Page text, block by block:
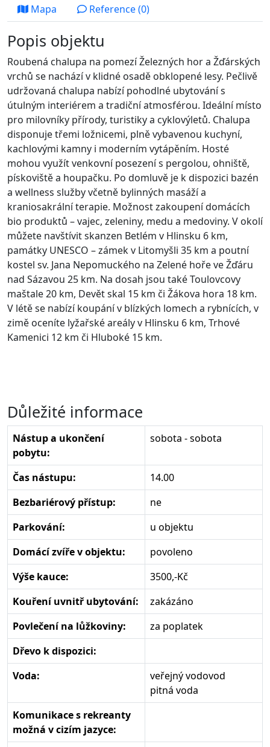
Mapa Reference (0)
Popis objektu
Roubená chalupa na pomezí Železných hor a Žďárských
vrchů se nachází v klidné osadě obklopené lesy. Pečlivě
udržovaná chalupa nabízí pohodlné ubytování s
útulným interiérem a tradiční atmosférou. Ideální místo
pro milovníky přírody, turistiky a cyklovýletů. Chalupa
disponuje třemi ložnicemi, plně vybavenou kuchyní,
kachlovými kamny i moderním vytápěním. Hosté
mohou využít venkovní posezení s pergolou, ohniště,
pískoviště a houpačku. Po domluvě je k dispozici bazén
a wellness služby včetně bylinných masáží a
kraniosakrální terapie. Možnost zakoupení domácích
bio produktů – vajec, zeleniny, medu a medoviny. V okolí
můžete navštívit skanzen Betlém v Hlinsku 6 km,
památky UNESCO – zámek v Litomyšli 35 km a poutní
kostel sv. Jana Nepomuckého na Zelené hoře ve Žďáru
nad Sázavou 25 km. Na dosah jsou také Toulovcovy
maštale 20 km, Devět skal 15 km či Žákova hora 18 km.
V létě se nabízí koupání v blízkých lomech a rybnících, v
zimě oceníte lyžařské areály v Hlinsku 6 km, Trhové
Kamenici 12 km či Hluboké 15 km.
Důležité informace
Nástup a ukončení
pobytu:
sobota - sobota
Čas nástupu:
14.00
Bezbariérový přístup:
ne
Parkování:
u objektu
Domácí zvíře v objektu:
povoleno
Výše kauce:
3500,-Kč
Kouření uvnitř ubytování:
zakázáno
Povlečení na lůžkoviny:
za poplatek
Dřevo k dispozici:
Voda:
veřejný vodovod
pitná voda
Komunikace s rekreanty
možná v cizím jazyce: